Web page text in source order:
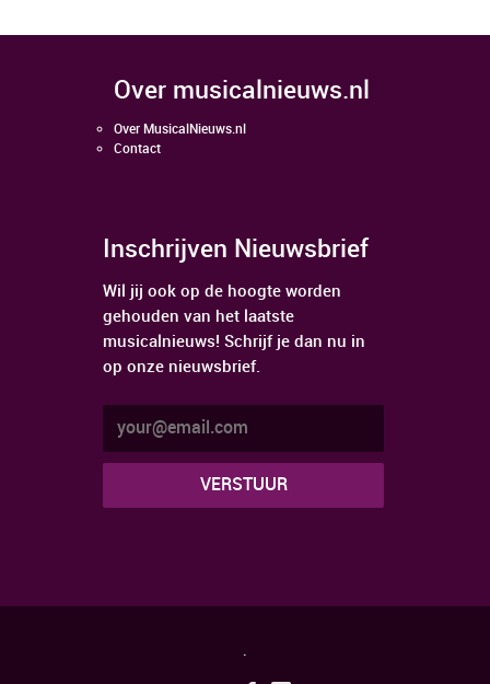
over musicalnieuws.nl
Over MusicalNieuws.nl
Contact
Inschrijven Nieuwsbrief
Wil jij ook op de hoogte worden
gehouden van het laatste
musicalnieuws! Schrijf je dan nu in
op onze nieuwsbrief.
.